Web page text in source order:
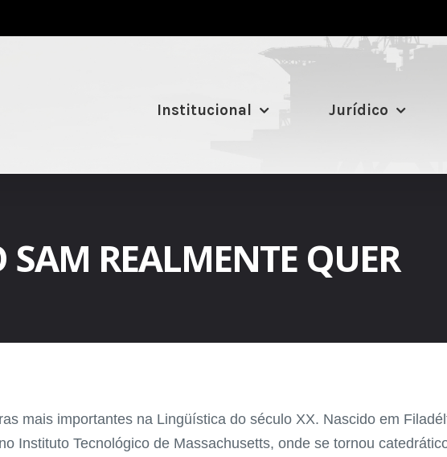
Institucional Jurídico
REALMENTE QUER
mais importantes na Lingüística do século XX. Nascido em
Instituto Tecnológico de Massachusetts, onde se tornou